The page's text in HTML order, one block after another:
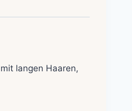
langen Haaren,